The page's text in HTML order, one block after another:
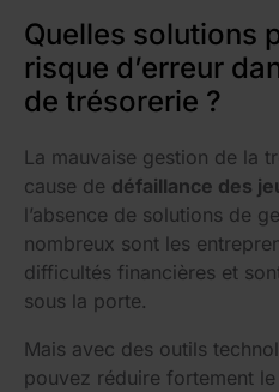
Quelles solutions
risque d’erreur
de trésorerie ?
La mauvaise gestion de la
cause de défaillance des
l’absence de solutions de
nombreux sont les
difficultés financières et
sous la porte.
Mais avec des outils
pouvez réduire fortement le